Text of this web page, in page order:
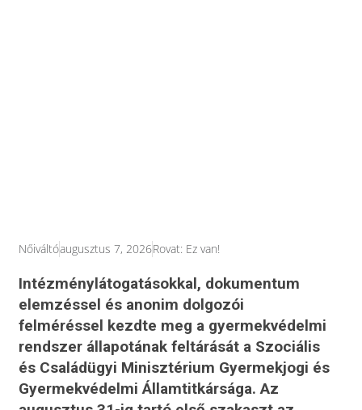
Nőiváltóaugusztus 7, 2026Rovat: Ez van!
Intézménylátogatásokkal, dokumentum
elemzéssel és anonim dolgozói
felméréssel kezdte meg a gyermekvédelmi
rendszer állapotának feltárását a Szociális
és Családügyi Minisztérium Gyermekjogi és
Gyermekvédelmi Államtitkársága. Az